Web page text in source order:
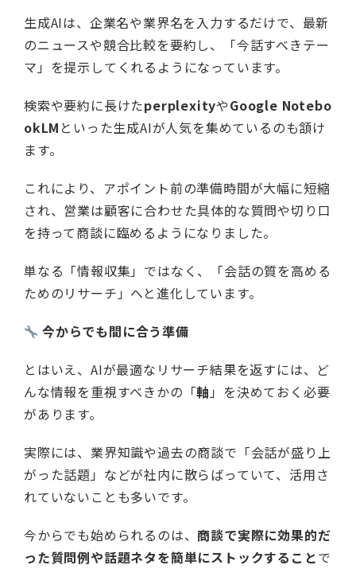
生成AIは、企業名や業界名を入力するだけで、最新
のニュースや競合比較を要約し、「今話すべきテー
マ」を提示してくれるようになっています。
検索や要約に長けたperplexityやGoogle Notebo
okLM といった生成AIが人気を集めているのも頷け
ます。
これにより、アポイント前の準備時間が大幅に短縮
され、営業は顧客に合わせた具体的な質問や切り口
を持って商談に臨めるようになりました。
単なる「情報収集」ではなく、「会話の質を高める
ためのリサーチ」へと進化しています。
今からでも間に合う準備
とはいえ、AIが最適なリサーチ結果を返すには、ど
んな情報を重視すべきかの「軸 」を決めておく必要
があります。
実際には、業界知識や過去の商談で「会話が盛り上
がった話題」などが社内に散らばっていて、活用さ
れていないことも多いです。
今からでも始められるのは、 商談で実際に効果的だ
った質問例や話題ネタを簡単にストックすることで